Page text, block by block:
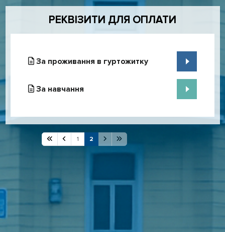
РЕКВІЗИТИ ДЛЯ ОПЛАТИ
За проживання в гуртожитку
За навчання
1 2